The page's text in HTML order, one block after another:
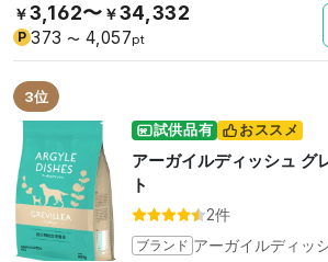
￥3,162〜 ￥34,332
P 373 〜 4,057pt
3位
試供品有 おススメ
アーガイルディッシュ グ
ト
2件
ブランド アーガイルディッ